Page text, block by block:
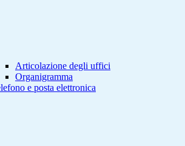
Articolazione degli uffici
Organigramma
e posta elettronica